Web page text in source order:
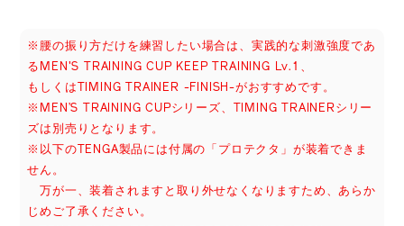
※腰の振り方だけを練習したい場合は、実践的な刺激強度であ
るMEN'S TRAINING CUP KEEP TRAINING Lv.1、
もしくはTIMING TRAINER -FINISH-がおすすめです。
※MEN’S TRAINING CUPシリーズ、TIMING TRAINERシリー
ズは別売りとなります。
※以下のTENGA製品には付属の「プロテクタ」が装着できま
せん。
万が一、装着されますと取り外せなくなりますため、あらか
じめご了承ください。